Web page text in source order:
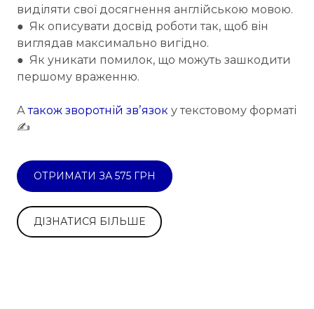
виділяти свої досягнення англійською мовою.
● Як описувати досвід роботи так, щоб він
виглядав максимально вигідно.
● Як уникати помилок, що можуть зашкодити
першому враженню.
Атакож зворотній звʼязок у текстовому форматі
✍️
ОТРИМАТИ ЗА 575 ГРН
ДІЗНАТИСЯ БІЛЬШЕ